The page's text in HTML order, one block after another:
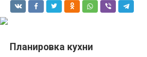
Планировка кухни